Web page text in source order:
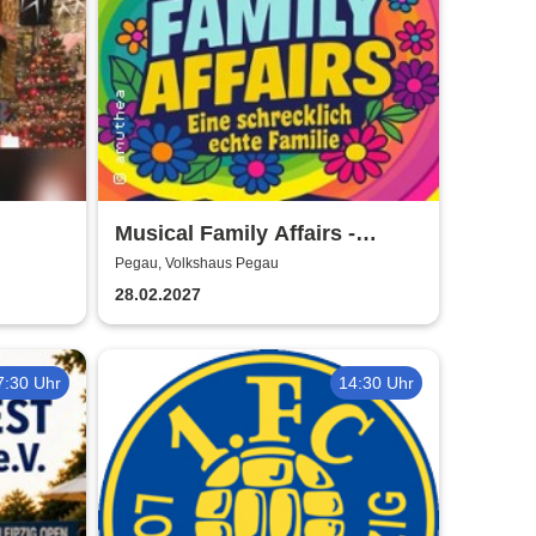
Musical Family Affairs -
präsentiert von AMuThea
Pegau, Volkshaus Pegau
28.02.2027
Uhr 14:30 Uhr